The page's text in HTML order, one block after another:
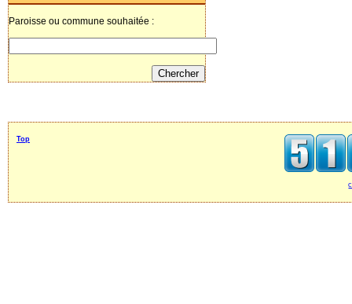
Paroisse ou commune souhaitée :
Top